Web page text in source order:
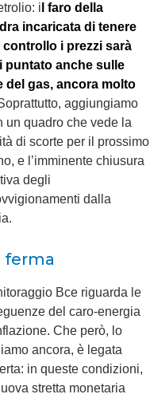
i l faro della
incaricata di tenere
i prezzi sarà
puntato anche sulle
del gas, ancora molto
aggiungiamo
un quadro che vede la
di scorte per il prossimo
e l’imminente chiusura
degli
dalla
ferma
Bce riguarda le
del caro-energia
Che però, lo
ancora, è legata
in queste condizioni,
stretta monetaria